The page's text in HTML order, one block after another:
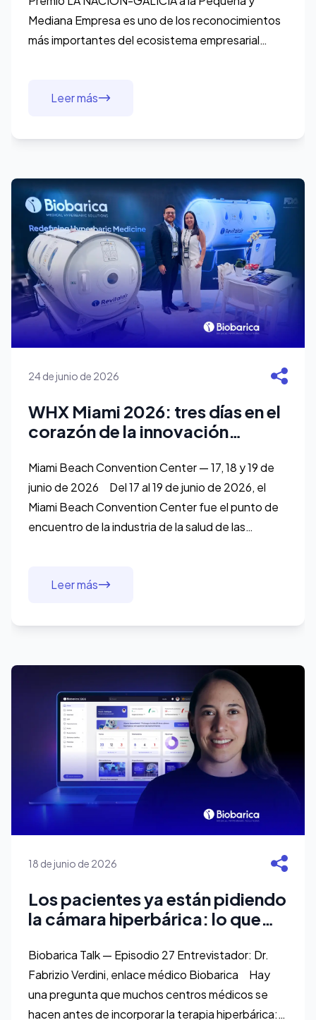
Mediana Empresa es uno de los reconocimientos
más importantes del ecosistema empresarial
Leer más
24 de junio de 2026
WHX Miami 2026: tres días en el
corazón de la innovación
Miami Beach Convention Center — 17, 18 y 19 de
junio de 2026 Del 17 al 19 de junio de 2026, el
Miami Beach Convention Center fue el punto de
encuentro de la industria de la salud de las
Leer más
18 de junio de 2026
Los pacientes ya están pidiendo
la cámara hiperbárica: lo que
enseñaron a Samantha Gutiérrez
Biobarica Talk — Episodio 27 Entrevistador: Dr.
Fabrizio Verdini, enlace médico Biobarica Hay
una pregunta que muchos centros médicos se
hacen antes de incorporar la terapia hiperbárica: